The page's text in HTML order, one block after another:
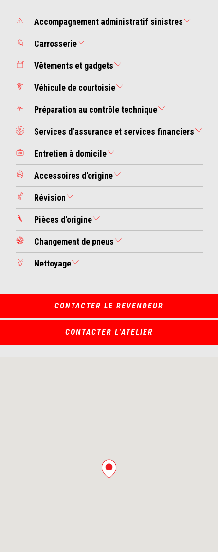
Accompagnement administratif sinistres
Carrosserie
Vêtements et gadgets
Véhicule de courtoisie
Préparation au contrôle technique
Services d’assurance et services financiers
Entretien à domicile
Accessoires d'origine
Révision
Pièces d'origine
Changement de pneus
Nettoyage
CONTACTER LE REVENDEUR
CONTACTER L'ATELIER